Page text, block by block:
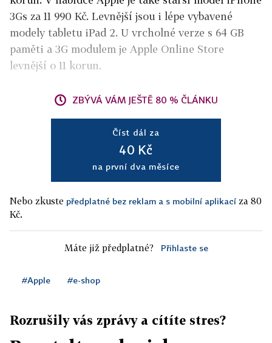
3Gs za 11 990 Kč. Levnější jsou i lépe vybavené
modely tabletu iPad 2. U vrcholné verze s 64 GB
paměti a 3G modulem je Apple Online Store
levnější o 11 korun.
ZBÝVÁ VÁM JEŠTĚ 80 % ČLÁNKU
Číst dál za
40 Kč
na první dva měsíce
Nebo zkuste předplatné bez reklam a s mobilní aplikací za 80
Kč.
Máte již předplatné? Přihlaste se
#Apple #e-shop
Rozrušily vás zprávy a cítíte stres?